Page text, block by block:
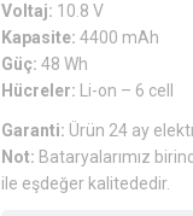
Voltaj: 10.8 V
Kapasite:4400 mAh
Güç:48 Wh
Hücreler:
Li-on – 6 cell
Garanti: Ürün 24 ay
Not: Bataryalarımız
ile eşdeğer kalitededir.